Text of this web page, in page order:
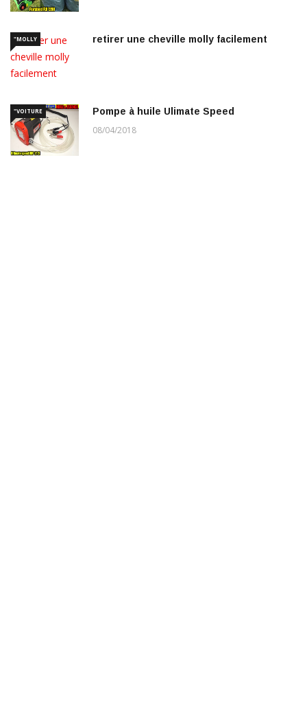
"MOLLY retirer une cheville molly facilement
"VOITURE Pompe à huile Ulimate Speed
08/04/2018